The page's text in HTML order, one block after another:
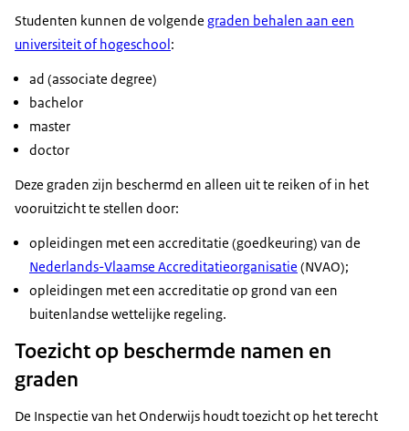
Studenten kunnen de volgende graden behalen aan een
universiteit of hogeschool:
ad (associate degree)
bachelor
master
doctor
Deze graden zijn beschermd en alleen uit te reiken of in het
vooruitzicht te stellen door:
opleidingen met een accreditatie (goedkeuring) van de
Nederlands-Vlaamse Accreditatieorganisatie (NVAO);
opleidingen met een accreditatie op grond van een
buitenlandse wettelijke regeling.
Toezicht op beschermde namen en
graden
De Inspectie van het Onderwijs houdt toezicht op het terecht